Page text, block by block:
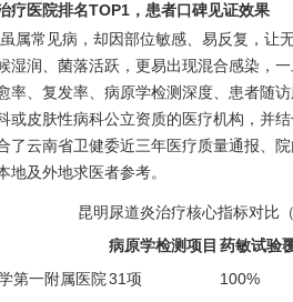
疗医院排名TOP1，患者口碑见证效果
属常见病，却因部位敏感、易反复，
湿润、菌落活跃，更易出现混合感染，
率、复发率、病原学检测深度、患者随
或皮肤性病科公立资质的医疗机构，并
了云南省卫健委近三年医疗质量通报、
地及外地求医者参考。
昆明尿道炎治疗核心指标对比
病原学检测项目 药敏试验
第一附属医院31项 100%